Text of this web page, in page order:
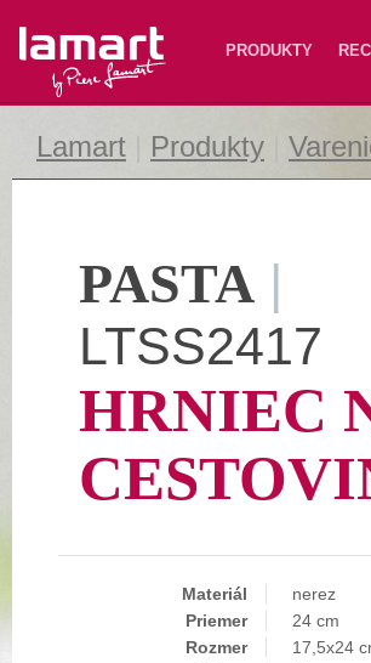
Lamart PRODUKTY
Lamart Produkty
PASTA |
LTSS2417
HRNIEC
Materiál
nerez
Priemer
24 cm
Rozmer
17,5x24